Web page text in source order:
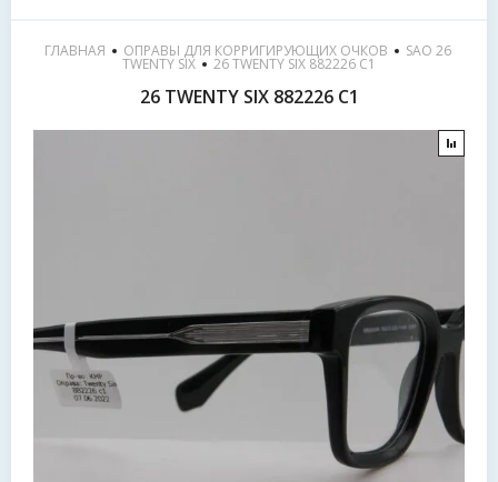
ГЛАВНАЯ ОПРАВЫ ДЛЯ КОРРИГИРУЮЩИХ ОЧКОВ SAO 26
TWENTY SIX
  26 TWENTY SIX 882226 C1
26 TWENTY SIX 882226 C1